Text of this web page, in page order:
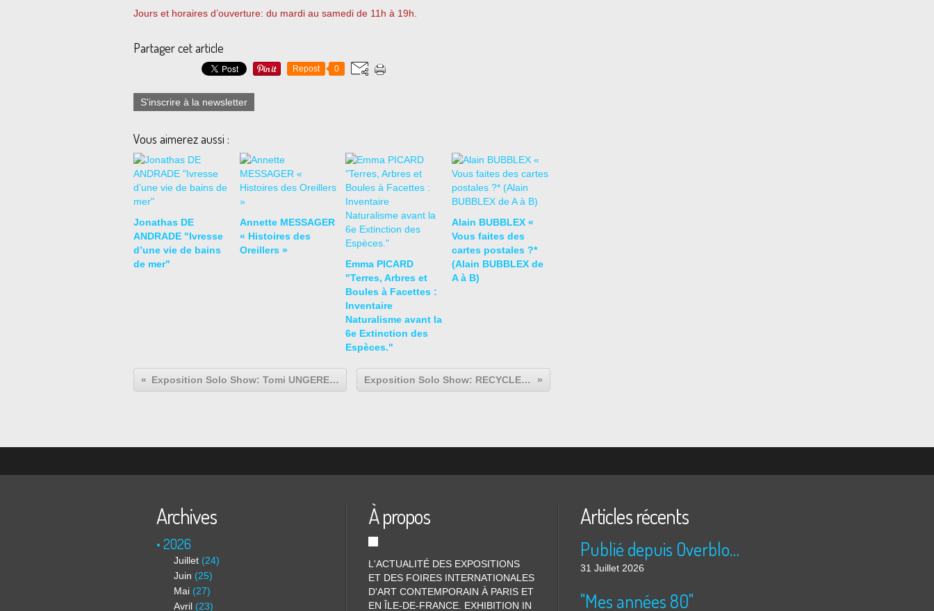
Jours et horaires d’ouverture: du mardi au samedi de 11h à 19h.
Partager cet article
Repost 0
S'inscrire à la newsletter
Vous aimerez aussi :
Jonathas DE
ANDRADE "Ivresse
d’une vie de bains
de mer"
Annette MESSAGER
« Histoires des
Oreillers »
Emma PICARD
"Terres, Arbres et
Boules à Facettes :
Inventaire
Naturalisme avant la
6e Extinction des
Espèces."
Alain BUBBLEX «
Vous faites des
cartes postales ?*
(Alain BUBBLEX de
A à B)
Exposition Solo Show: Tomi UNGERER « Overdose » Exposition Solo Show: RECYCLE GROUP "0.0"
Archives
2026
Juillet (24)
Juin (25)
Mai (27)
Avril (23)
À propos
L'ACTUALITÉ DES EXPOSITIONS
ET DES FOIRES INTERNATIONALES
D'ART CONTEMPORAIN À PARIS ET
EN ÎLE-DE-FRANCE. EXHIBITION IN
Articles récents
Publié depuis Overblog et Facebook
31 Juillet 2026
"Mes années 80"